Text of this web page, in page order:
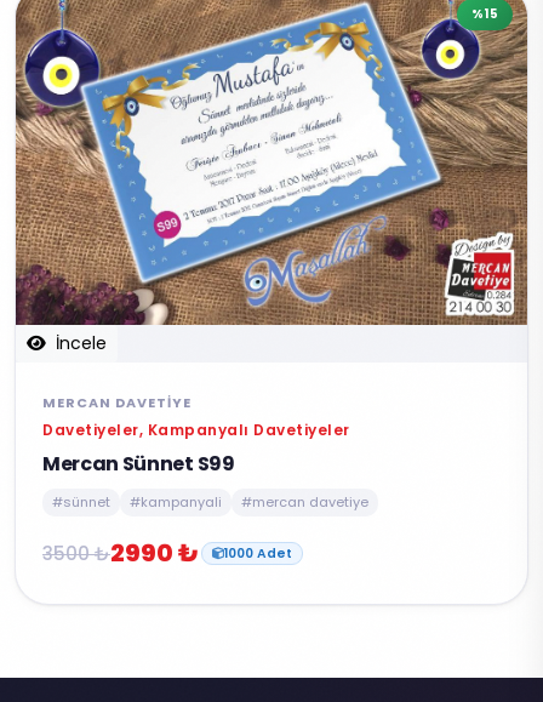
İncele
%15
MERCAN DAVETIYE
Davetiyeler, Kampanyalı Davetiyeler
Mercan Sünnet S99
#sünnet #kampanyali #mercan davetiye
3500 ₺2990 ₺ 1000 Adet